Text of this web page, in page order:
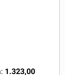
1.323,00